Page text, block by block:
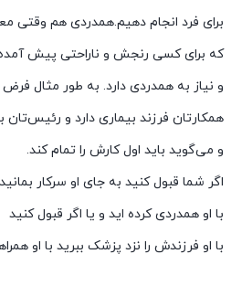
برای فرد انجام دهیم.همدردی هم وقتی
که برای کسی رنجش و ناراحتی پیش
و نیاز به همدردی دارد. به طور مثال فرض
همکارتان فرزند بیماری دارد و رئیس
و می‌گوید باید اول کارش را تمام کند.
اگر شما قبول کنید به جای او سرکار
با او همدردی کرده اید و یا اگر قبول کنید
با او فرزندش را نزد پزشک ببرید با او